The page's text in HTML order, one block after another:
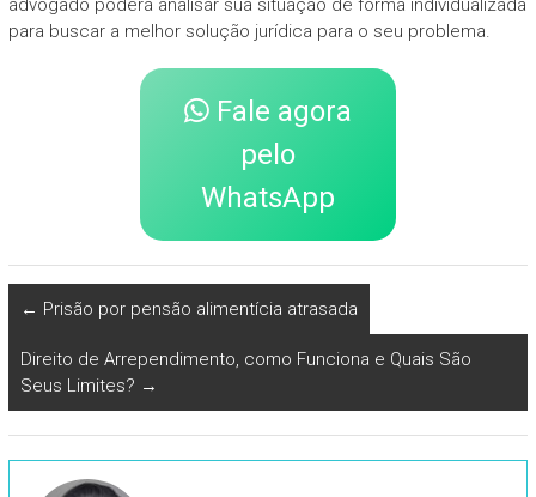
advogado poderá analisar sua situação de forma individualizada
para buscar a melhor solução jurídica para o seu problema.
Fale agora
pelo
WhatsApp
← Prisão por pensão alimentícia atrasada
Direito de Arrependimento, como Funciona e Quais São
Seus Limites? →